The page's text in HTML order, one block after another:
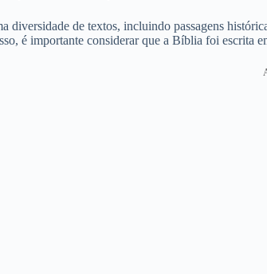
diversidade de textos, incluindo passagens
é importante considerar que a Bíblia foi escrita